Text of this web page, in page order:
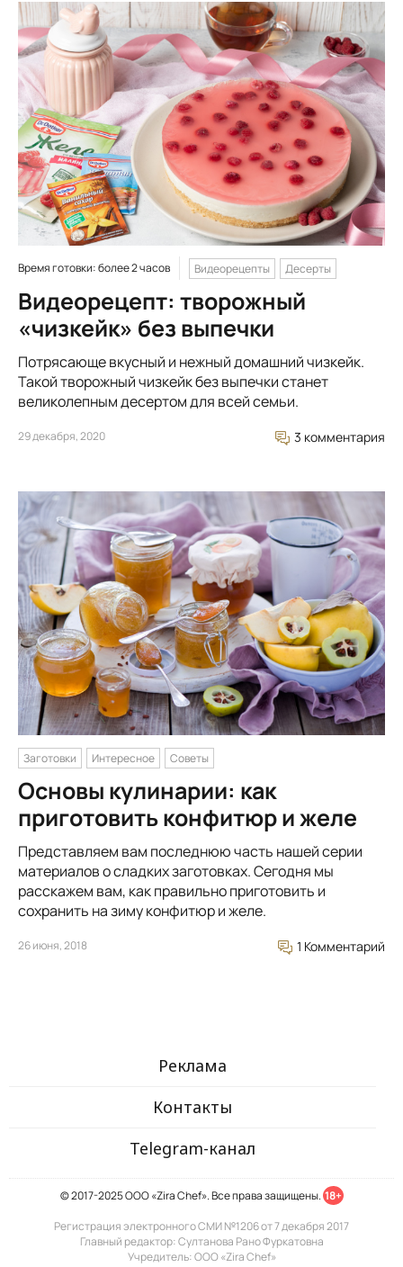
Время готовки: более 2 часов Видеорецепты Десерты
Видеорецепт: творожный
«чизкейк» без выпечки
Потрясающе вкусный и нежный домашний чизкейк.
Такой творожный чизкейк без выпечки станет
великолепным десертом для всей семьи.
29 декабря, 2020 3 комментария
Заготовки Интересное Советы
Основы кулинарии: как
приготовить конфитюр и желе
Представляем вам последнюю часть нашей серии
материалов о сладких заготовках. Сегодня мы
расскажем вам, как правильно приготовить и
сохранить на зиму конфитюр и желе.
26 июня, 2018 1 Комментарий
Реклама
Контакты
Telegram-канал
© 2017-2025 ООО «Zira Chef». Все права защищены. 18+
Регистрация электронного СМИ №1206 от 7 декабря 2017
Главный редактор: Султанова Рано Фуркатовна
Учредитель: ООО «Zira Chef»